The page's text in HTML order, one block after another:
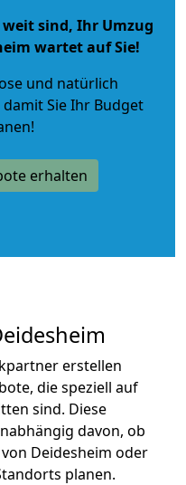
weit sind, Ihr Umzug
wartet auf Sie!
und natürlich
damit Sie Ihr Budget
erhalten
erstellen
die speziell auf
sind. Diese
davon, ob
Deidesheim oder
planen.